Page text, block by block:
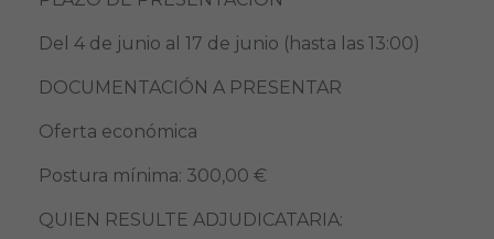
Del 4 de junio al 17 de junio (hasta las 13:00)
DOCUMENTACIÓN A PRESENTAR
Oferta económica
Postura mínima: 300,00 €
QUIEN RESULTE ADJUDICATARIA: